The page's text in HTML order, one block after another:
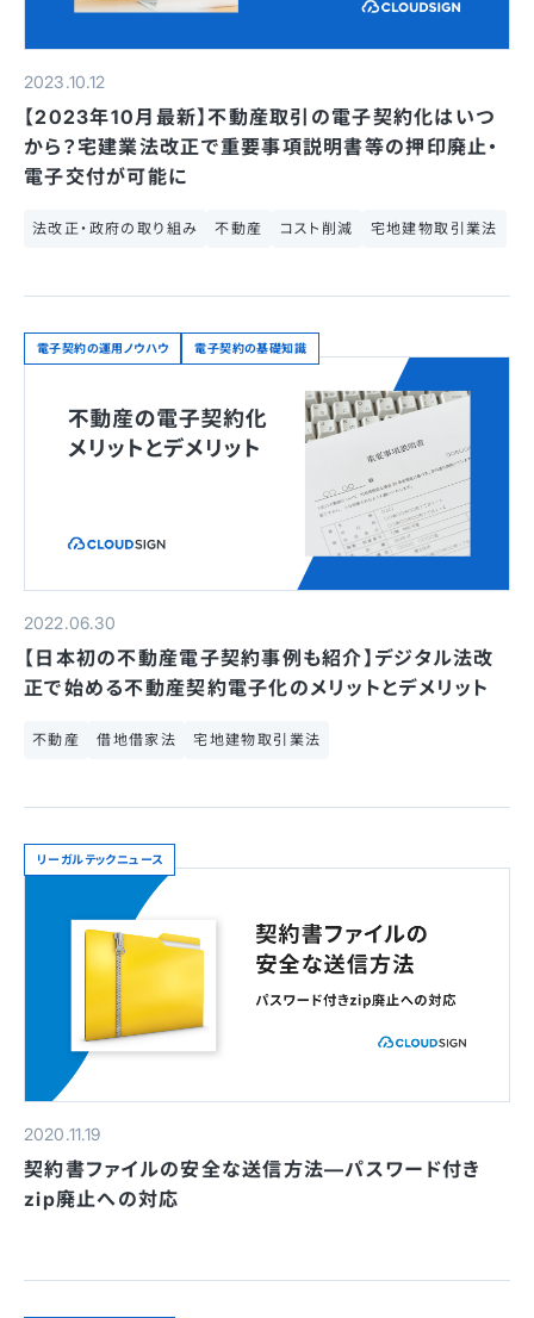
2023.10.12
【2023年10月最新】不動産取引の電子契約化はいつ
から？宅建業法改正で重要事項説明書等の押印廃止・
電子交付が可能に
法改正・政府の取り組み 不動産 コスト削減 宅地建物取引業法
電子契約の運用ノウハウ 電子契約の基礎知識
2022.06.30
【日本初の不動産電子契約事例も紹介】デジタル法改
正で始める不動産契約電子化のメリットとデメリット
不動産 借地借家法 宅地建物取引業法
リーガルテックニュース
2020.11.19
契約書ファイルの安全な送信方法—パスワード付き
zip廃止への対応